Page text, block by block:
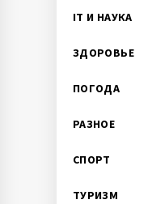
IT И НАУКА
ЗДОРОВЬЕ
ПОГОДА
РАЗНОЕ
СПОРТ
ТУРИЗМ